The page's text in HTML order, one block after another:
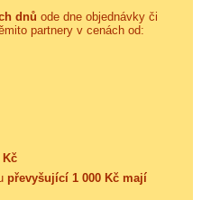
dnů ode dne objednávky či
partnery v cenách od:
Kč
převyšující 1 000 Kč mají